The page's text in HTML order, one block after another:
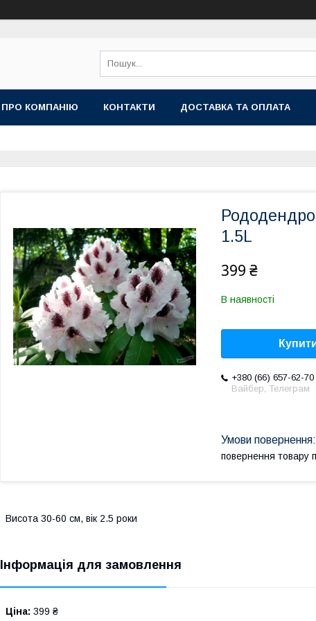
ПРО КОМПАНІЮ КОНТАКТИ ДОСТАВКА ТА ОПЛАТА
1.5L
399 ₴
В наявності
+380 (66) 657-62-70
Вайбер, Телеграм
повернення товару
Висота 30-60 см, вік 2.5 роки
Інформація для замовлення
Ціна: 399 ₴